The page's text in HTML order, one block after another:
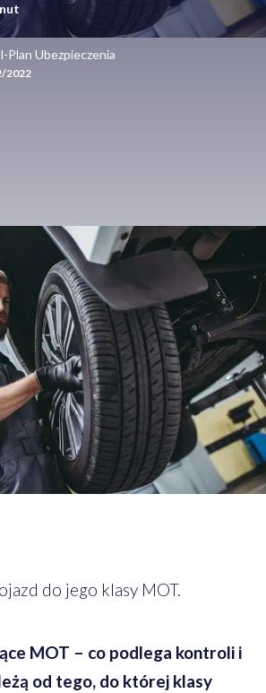
Plan Ubezpieczenia
2022
do jego klasy MOT.
MOT – co podlega kontroli i
od tego, do której klasy